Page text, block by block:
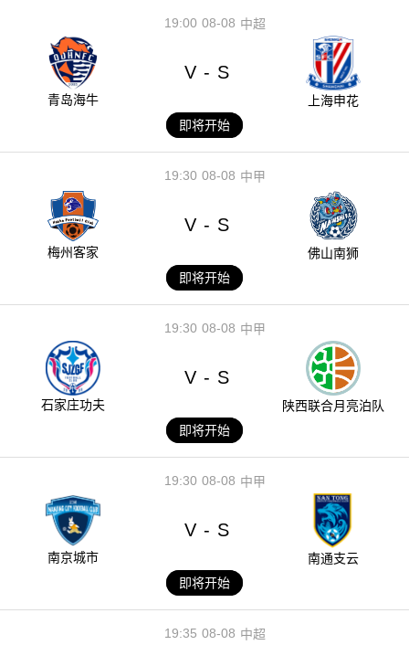
08-08
19:00 中超
青岛海牛
V - S
上海申花
即将开始
08-08
19:30 中甲
梅州客家
V - S
佛山南狮
即将开始
08-08
19:30 中甲
石家庄功夫
V - S
陕西联合月亮泊队
即将开始
08-08
19:30 中甲
南京城市
V - S
南通支云
即将开始
08-08
19:35 中超